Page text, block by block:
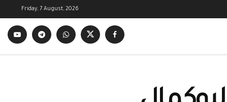
Friday, 7 August, 2026